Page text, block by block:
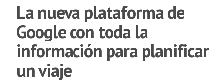
La nueva plataforma de
Google con toda la
información para planificar
un viaje